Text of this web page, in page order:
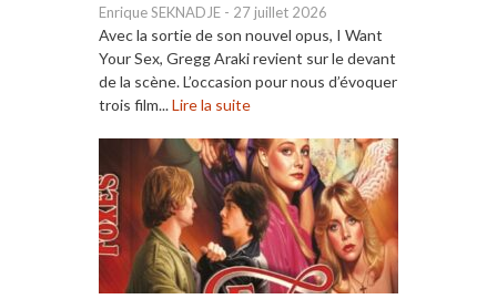
Enrique SEKNADJE - 27 juillet 2026
Avec la sortie de son nouvel opus, I Want
Your Sex, Gregg Araki revient sur le devant
de la scène. L’occasion pour nous d’évoquer
trois film...Lire la suite